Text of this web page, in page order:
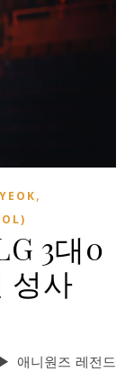
,
3대0
성사